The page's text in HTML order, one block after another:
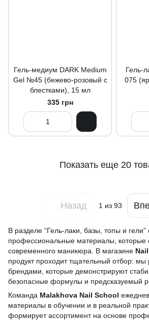
Гель-медиум DARK Medium
Gel №45 (бежево-розовый с
блестками), 15 мл
335 грн
Гель-
075
Показать еще 20
Назад 1 из 93
В разделе “Гель-лаки, базы, топы и
профессиональные материалы,
современного маникюра. В магазине
продукт проходит тщательный отбор: мы
брендами, которые демонстрируют
безопасные формулы и предсказуемый
Команда Malakhova Nail School
материалы в обучении и в реальной
формирует ассортимент на основе